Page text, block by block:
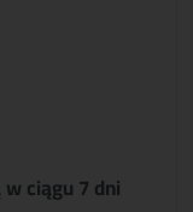
ciągu 7 dni